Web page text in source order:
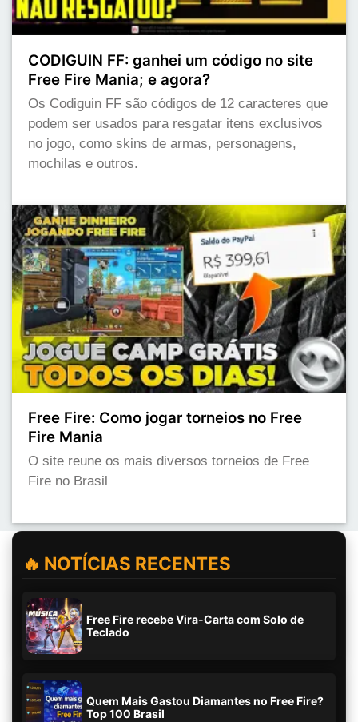
CODIGUIN FF: ganhei um código no site
Free Fire Mania; e agora?
Os Codiguin FF são códigos de 12 caracteres que
podem ser usados para resgatar itens exclusivos
no jogo, como skins de armas, personagens,
mochilas e outros.
Free Fire: Como jogar torneios no Free
Fire Mania
O site reune os mais diversos torneios de Free
Fire no Brasil
🔥 NOTÍCIAS RECENTES
Free Fire recebe Vira-Carta com Solo de
Teclado
Quem Mais Gastou Diamantes no Free Fire?
Top 100 Brasil